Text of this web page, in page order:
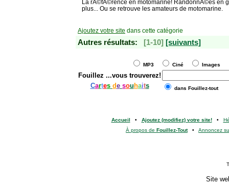
La rÃ©fÃ©rence en motomarine! RandonnÃ©es en
plus... Ou se retrouve les amateurs de motomarine.
Ajoutez votre site dans cette catégorie
Autres résultats: [1-10] [suivants]
MP3 Ciné Images
Fouillez ...vous trouverez!
Cartes de sou haits dans Fouillez-tout
Accueil • Ajoutez (modifiez) votre site!•
À propos de Fouillez-Tout• Annoncez
Site